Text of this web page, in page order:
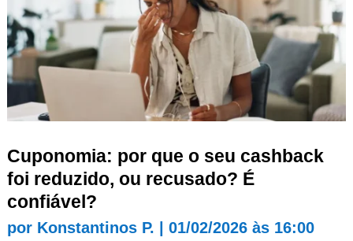
Cuponomia: por que o seu cashback
foi reduzido, ou recusado? É
confiável?
por Konstantinos P. 01/02/2026 às 16:00